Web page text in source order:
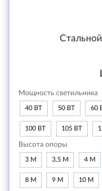
Мощность светильника
40 ВТ 50 ВТ 60
100 ВТ 105 ВТ
Высота опоры
3 М 3,5 М 4 М
8 М 9 М 10 М